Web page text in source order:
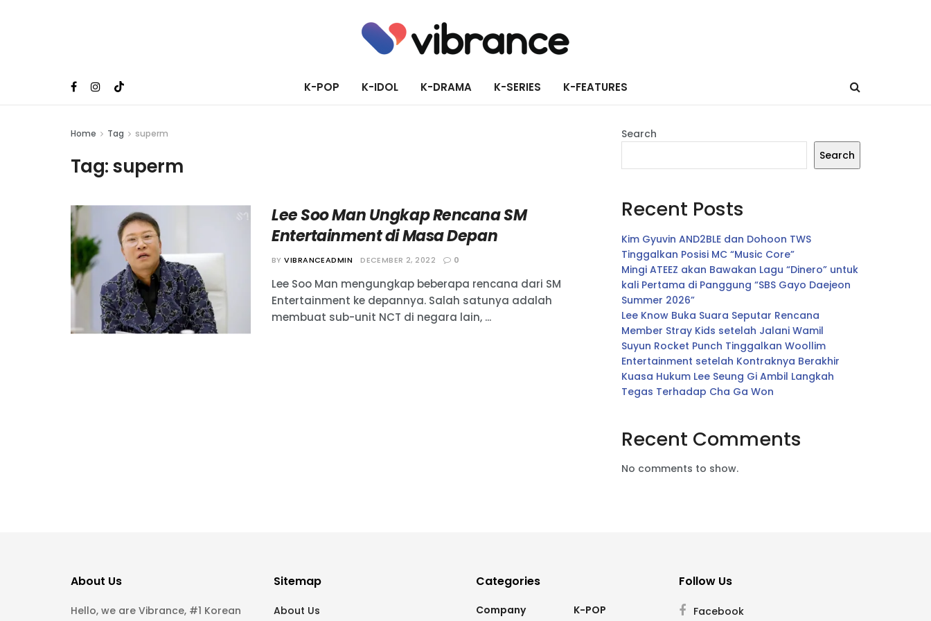
K-POP K-IDOL K-DRAMA K-SERIES K-FEATURES
Home Tag superm
Tag:superm
Lee Soo Man Ungkap Rencana SM
Entertainment di Masa Depan
BY VIBRANCEADMIN DECEMBER 2, 2022 0
Lee Soo Man mengungkap beberapa rencana dari SM
Entertainment ke depannya. Salah satunya adalah
membuat sub-unit NCT di negara lain, ...
Search
Search
Recent Posts
Kim Gyuvin AND2BLE dan Dohoon TWS
Tinggalkan Posisi MC “Music Core”
Mingi ATEEZ akan Bawakan Lagu “Dinero” untuk
kali Pertama di Panggung “SBS Gayo Daejeon
Summer 2026”
Lee Know Buka Suara Seputar Rencana
Member Stray Kids setelah Jalani Wamil
Suyun Rocket Punch Tinggalkan Woollim
Entertainment setelah Kontraknya Berakhir
Kuasa Hukum Lee Seung Gi Ambil Langkah
Tegas Terhadap Cha Ga Won
Recent Comments
No comments to show.
About Us
Hello, we are Vibrance, #1 Korean
Sitemap
About Us
Categories
Company K-POP
Follow Us
Facebook